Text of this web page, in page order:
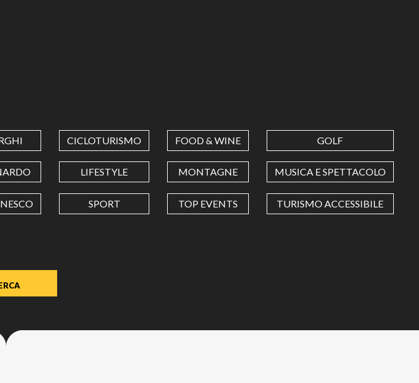
CICLOTURISMO FOOD & WINE GOLF
LIFESTYLE MONTAGNE MUSICA E SPETTACOLO
SPORT TOP EVENTS TURISMO ACCESSIBILE